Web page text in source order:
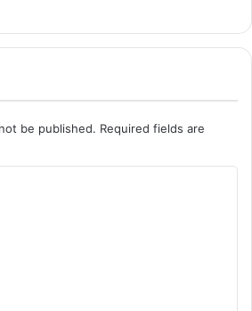
be published. Required fields are